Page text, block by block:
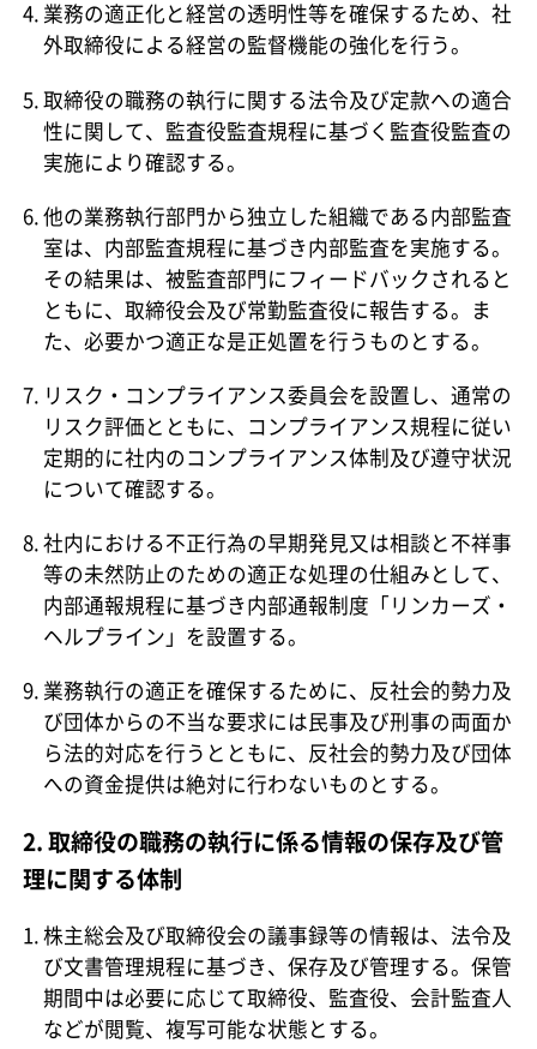
業務の適正化と経営の透明性等を確保するため、社
外取締役による経営の監督機能の強化を行う。
取締役の職務の執行に関する法令及び定款への適合
性に関して、監査役監査規程に基づく監査役監査の
実施により確認する。
他の業務執行部門から独立した組織である内部監査
室は、内部監査規程に基づき内部監査を実施する。
その結果は、被監査部門にフィードバックされると
ともに、取締役会及び常勤監査役に報告する。ま
た、必要かつ適正な是正処置を行うものとする。
リスク・コンプライアンス委員会を設置し、通常の
リスク評価とともに、コンプライアンス規程に従い
定期的に社内のコンプライアンス体制及び遵守状況
について確認する。
社内における不正行為の早期発見又は相談と不祥事
等の未然防止のための適正な処理の仕組みとして、
内部通報規程に基づき内部通報制度「リンカーズ・
ヘルプライン」を設置する。
業務執行の適正を確保するために、反社会的勢力及
び団体からの不当な要求には民事及び刑事の両面か
ら法的対応を行うとともに、反社会的勢力及び団体
への資金提供は絶対に行わないものとする。
2. 取締役の職務の執行に係る情報の保存及び管
理に関する体制
株主総会及び取締役会の議事録等の情報は、法令及
び文書管理規程に基づき、保存及び管理する。保管
期間中は必要に応じて取締役、監査役、会計監査人
などが閲覧、複写可能な状態とする。